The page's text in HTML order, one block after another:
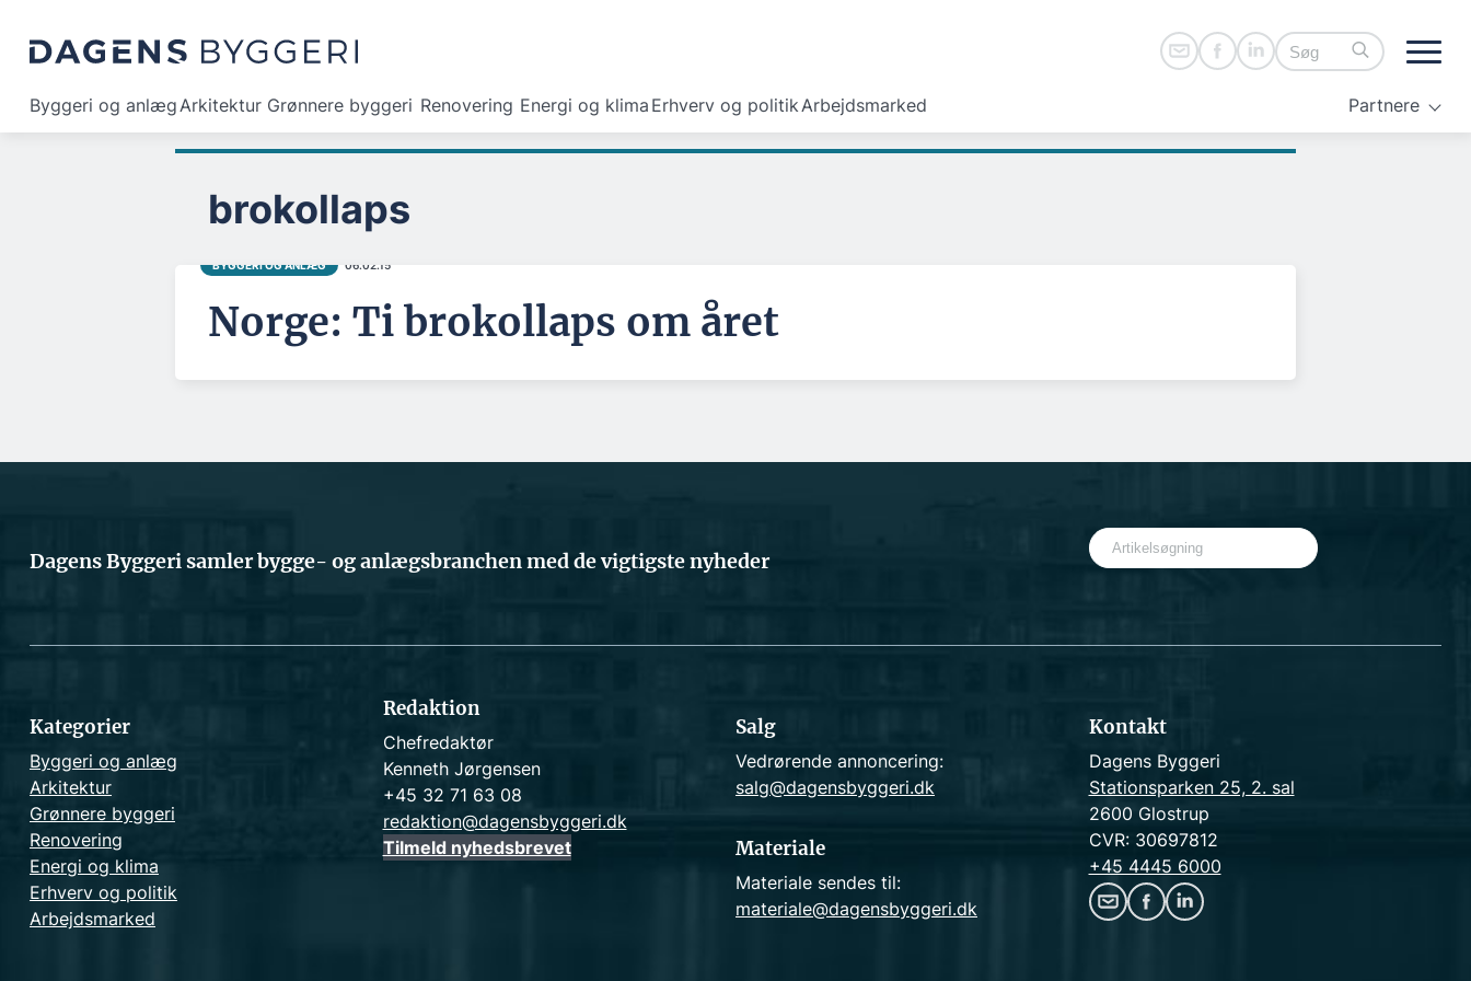
Byggeri og anlægArkitektur Grønnere byggeri Renovering Energi og klima Erhverv og politikArbejdsmarked Partnere
brokollaps
BYGGERI OG ANLÆG 06.02.15
Norge: Ti brokollaps om året
Dagens Byggeri samler bygge- og anlægsbranchen med de vigtigste nyheder
S
e
c
Kategorier
Byggeri og anlæg
Arkitektur
Grønnere byggeri
Renovering
Energi og klima
Erhverv og politik
Arbejdsmarked
Redaktion
Chefredaktør
Kenneth Jørgensen
+45 32 71 63 08
redaktion@dagensbyggeri.dk
Tilmeld nyhedsbrevet
Salg
Vedrørende annoncering:
salg@dagensbyggeri.dk
Materiale
Materiale sendes til:
materiale@dagensbyggeri.dk
Kontakt
Dagens Byggeri
Stationsparken 25, 2. sal
2600 Glostrup
CVR: 30697812
+45 4445 6000